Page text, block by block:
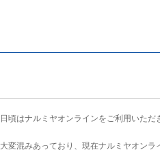
日頃はナルミヤオンラインをご利用いただ
大変混みあっており、現在ナルミヤオンラ